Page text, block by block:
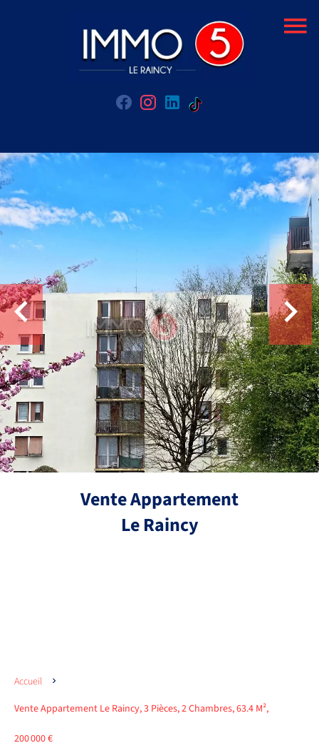
Vente Appartement
Le Raincy
Accueil
Vente Appartement Le Raincy, 3 Pièces, 2 Chambres, 63.4 M²,
200 000 €